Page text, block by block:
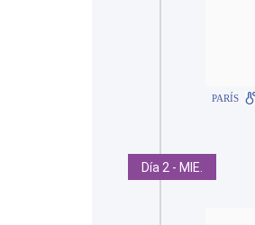
PARÍS
Día 2 - MIE.